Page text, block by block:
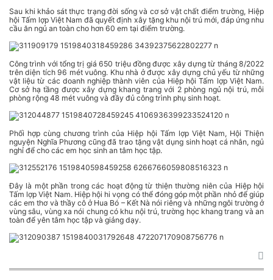
Sau khi khảo sát thực trạng đời sống và cơ sở vật chất điểm trường, Hiệp
hội Tấm lợp Việt Nam đã quyết định xây tặng khu nội trú mới, đáp ứng nhu
cầu ăn ngủ an toàn cho hơn 60 em tại điểm trường.
Công trình với tổng trị giá 650 triệu đồng được xây dựng từ tháng 8/2022
trên diện tích 96 mét vuông. Khu nhà ở được xây dựng chủ yếu từ những
vật liệu từ các doanh nghiệp thành viên của Hiệp hội Tấm lợp Việt Nam.
Cơ sở hạ tầng được xây dựng khang trang với 2 phòng ngủ nội trú, mỗi
phòng rộng 48 mét vuông và đầy đủ công trình phụ sinh hoạt.
Phối hợp cùng chương trình của Hiệp hội Tấm lợp Việt Nam, Hội Thiện
nguyện Nghĩa Phương cũng đã trao tặng vật dụng sinh hoạt cá nhân, ngủ
nghỉ để cho các em học sinh an tâm học tập.
Đây là một phần trong các hoạt động từ thiện thường niên của Hiệp hội
Tấm lợp Việt Nam. Hiệp hội hi vọng có thể đóng góp một phần nhỏ để giúp
các em thơ và thầy cô ở Hua Bó – Kết Nà nói riêng và những ngôi trường ở
vùng sâu, vùng xa nói chung có khu nội trú, trường học khang trang và an
toàn để yên tâm học tập và giảng dạy.